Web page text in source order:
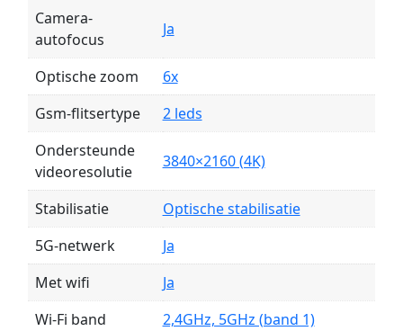
Camera-
autofocus
Ja
Optische zoom
6x
Gsm-flitsertype
2 leds
Ondersteunde
videoresolutie
3840×2160 (4K)
Stabilisatie
Optische stabilisatie
5G-netwerk
Ja
Met wifi
Ja
Wi-Fi band
2,4GHz, 5GHz (band 1)